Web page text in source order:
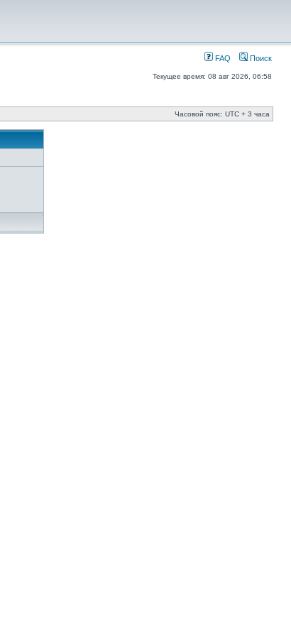
FAQ Поиск
Текущее время: 08 авг 2026, 06:58
Часовой пояс: UTC + 3 часа